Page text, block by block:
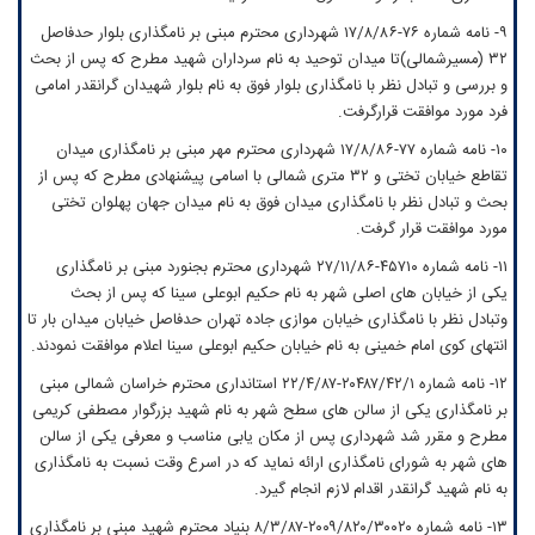
۹- نامه شماره ۷۶-۱۷/۸/۸۶ شهرداری محترم مبنی بر نامگذاری بلوار حدفاصل
۳۲ (مسیرشمالی)تا میدان توحید به نام سرداران شهید مطرح که پس از بحث
و بررسی و تبادل نظر با نامگذاری بلوار فوق به نام بلوار شهیدان گرانقدر امامی
فرد مورد موافقت قرارگرفت.
۱۰- نامه شماره ۷۷-۱۷/۸/۸۶ شهرداری محترم مهر مبنی بر نامگذاری میدان
تقاطع خیابان تختی و ۳۲ متری شمالی با اسامی پیشنهادی مطرح که پس از
بحث و تبادل نظر با نامگذاری میدان فوق به نام میدان جهان پهلوان تختی
مورد موافقت قرار گرفت.
۱۱- نامه شماره ۴۵۷۱۰-۲۷/۱۱/۸۶ شهرداری محترم بجنورد مبنی بر نامگذاری
یکی از خیابان های اصلی شهر به نام حکیم ابوعلی سینا که پس از بحث
وتبادل نظر با نامگذاری خیابان موازی جاده تهران حدفاصل خیابان میدان بار تا
انتهای کوی امام خمینی به نام خیابان حکیم ابوعلی سینا اعلام موافقت نمودند.
۱۲- نامه شماره ۲۰۴۸۷/۴۲/۱-۲۲/۴/۸۷ استانداری محترم خراسان شمالی مبنی
بر نامگذاری یکی از سالن های سطح شهر به نام شهید بزرگوار مصطفی کریمی
مطرح و مقرر شد شهرداری پس از مکان یابی مناسب و معرفی یکی از سالن
های شهر به شورای نامگذاری ارائه نماید که در اسرع وقت نسبت به نامگذاری
به نام شهید گرانقدر اقدام لازم انجام گیرد.
۱۳- نامه شماره ۲۰۰۹/۸۲۰/۳۰۰۲۰-۸/۳/۸۷ بنیاد محترم شهید مبنی بر نامگذاری